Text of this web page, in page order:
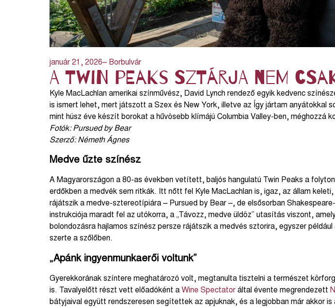
január 21, 2026– Borbulvár
A Twin Peaks sztárja nem
Kyle MacLachlan amerikai színművész, David Lynch rendező egyik kedvenc
is ismert lehet, mert játszott a Szex és New York, illetve az Így jártam anyátokkal
mint húsz éve készít borokat a hűvösebb klímájú Columbia Valley-ben, méghozzá
Fotók: Pursued by Bear
Szerző: Németh Ágnes
Medve űzte színész
A Magyarországon a 80-as években vetített, baljós hangulatú Twin Peaks a
erdőkben a medvék sem ritkák. Itt nőtt fel Kyle MacLachlan is, igaz, az állam
rájátszik a medve-sztereotípiára – Pursued by Bear –, de elsősorban
instrukciója maradt fel az utókorra, a „Távozz, medve üldöz” utasítás viszont,
bolondozásra hajlamos színész persze rájátszik a medvés sztorira, egyszer
szerte a szőlőben.
„Apánk ingyenmunkaerői voltunk”
Gyerekkorának színtere meghatározó volt, megtanulta tisztelni a természet
is. Tavalyelőtt részt vett előadóként a Wine Spectator által évente megrendezett
bátyjaival együtt rendszeresen segítettek az apjuknak, és a legjobban már akkor